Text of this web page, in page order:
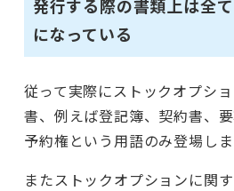
発行する際の書類上は全て
になっている
従って実際にストックオプシ
書、例えば登記簿、契約書、
予約権という用語のみ登場しま
またストックオプションに関